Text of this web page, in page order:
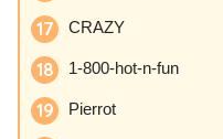
CRAZY
1-800-hot-n-fun
Pierrot